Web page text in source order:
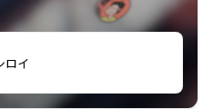
ロイ
アプリでもっと楽しめました